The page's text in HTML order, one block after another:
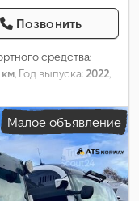
Позвонить
средства:
км, Год выпуска:2022,
Малое объявление